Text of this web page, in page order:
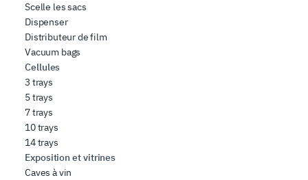
Scelle les sacs
Dispenser
Distributeur de film
Vacuum bags
Cellules
3 trays
5 trays
7 trays
10 trays
14 trays
Exposition et vitrines
Caves à vin